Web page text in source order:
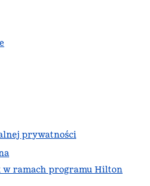
prywatności
w ramach programu Hilton